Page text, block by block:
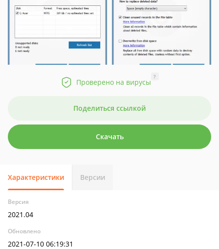
Проверено на вирусы
?
Поделиться ссылкой
Скачать
Характеристики Версии
Версия
2021.04
Обновлено
2021-07-10 06:19:31